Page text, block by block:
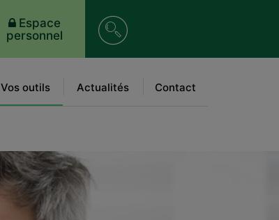
Vos outils Actualités Contact
Espace
personnel
sur
le